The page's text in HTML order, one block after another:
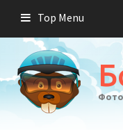
content
Top Menu